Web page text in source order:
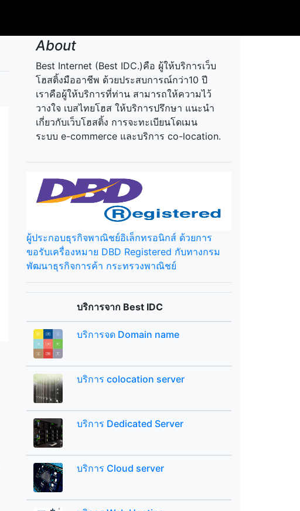
About
Best Internet (Best IDC.)คือ ผู้ให้บริการเว็บ
โฮสติ้งมืออาชีพ ด้วยประสบการณ์กว่า10 ปี
เราคือผู้ให้บริการที่ท่าน สามารถให้ความไว้
วางใจ เบสไทยโฮส ให้บริการปรึกษา แนะนำ
เกี่ยวกับเว็บโฮสติ้ง การจะทะเบียนโดเมน
ระบบ e-commerce และบริการ co-location.
ผู้ประกอบธุรกิจพาณิชย์อิเล็กทรอนิกส์ ด้วยการ
ขอรับเครื่องหมาย DBD Registered กับทางกรม
พัฒนาธุรกิจการค้า กระทรวงพาณิชย์
บริการจาก Best IDC
บริการจด Domain name
บริการ colocation server
บริการ Dedicated Server
บริการ Cloud server